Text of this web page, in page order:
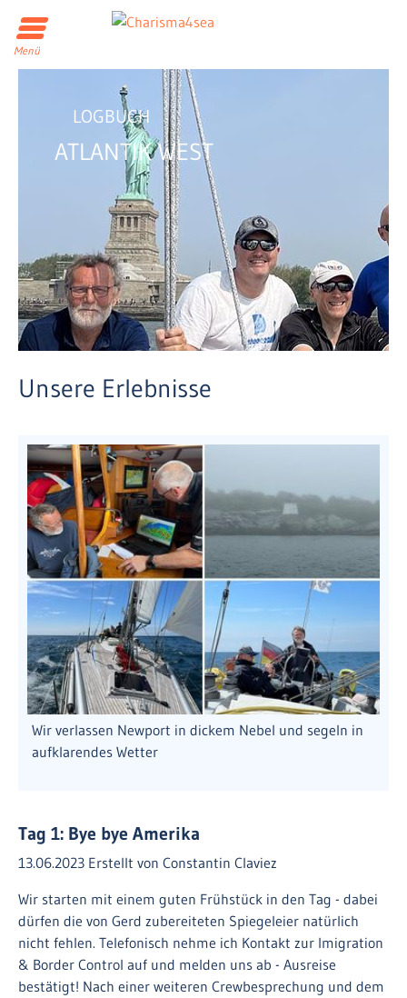
Menü
LOGBUCH
ATLANTIK WEST
Unsere Erlebnisse
Wir verlassen Newport in dickem Nebel und segeln in
aufklarendes Wetter
Tag 1: Bye bye Amerika
13.06.2023 Erstellt von Constantin Claviez
Wir starten mit einem guten Frühstück in den Tag - dabei
dürfen die von Gerd zubereiteten Spiegeleier natürlich
nicht fehlen. Telefonisch nehme ich Kontakt zur Imigration
& Border Control auf und melden uns ab - Ausreise
bestätigt! Nach einer weiteren Crewbesprechung und dem